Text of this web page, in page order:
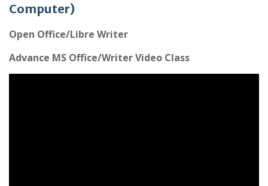
Computer)
Open Office/Libre Writer
Advance MS Office/Writer Video Class